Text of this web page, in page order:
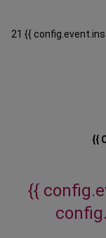
21 {{
{{
{{